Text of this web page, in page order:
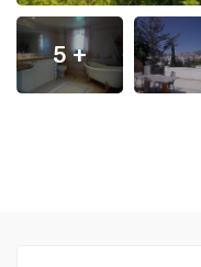
+ 5